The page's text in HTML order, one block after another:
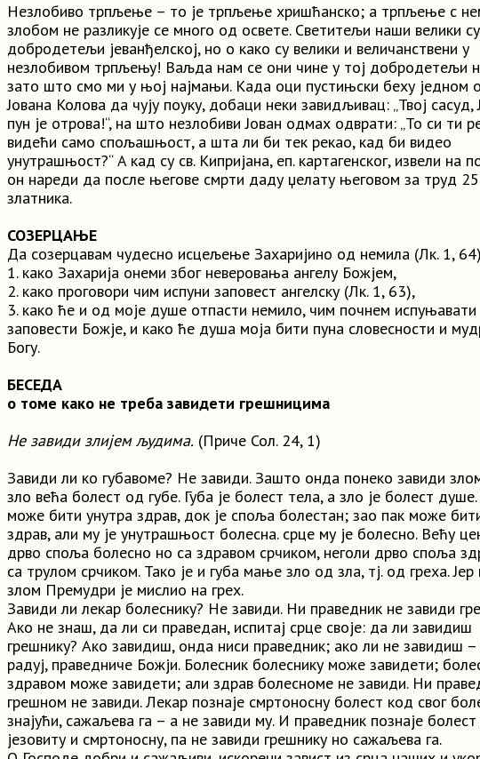
Незлобиво трпљење – то је трпљење хришћанско; a трпљење c
злобом не разликује се много од освете. Светитељи наши велики су
добродетељи јеванђелској, но o како су велики и величанствени у
незлобивом трпљењу! Ваљда нам се они чине у тој добродетељи
зато што смо ми у њој најмањи. Када оци пустињски беху једном
Јована Колова да чују поуку, добаци неки завидљивац: „Твој сасуд,
пун је отрова!“, на што незлобиви Јован одмах одврати: „To си ти
видећи само спољашњост, a шта ли би тек рекао, кад би видео
унутрашњост?“ A кад су св. Кипријана, еп. картагенског, извели на
он нареди да после његове смрти даду џелату његовом за труд 25
златника.
СОЗЕРЦАЊЕ
Да созерцавам чудесно исцељење Захаријино од немила (Лк. 1,
1. како Захарија онеми због неверовања ангелу Божјем,
2. како проговори чим испуни заповест ангелску (Лк. 1, 63),
3. како ће и од моје душе отпасти немило, чим почнем испуњавати
заповести Божје, и како ће душа моја бити пуна словесности и
Богу.
БЕСЕДА
о томе како не треба завидети грешницима
Не завиди злијем људима. (Приче Сол. 24, 1)
Завиди ли ко губавоме? Не завиди. Зашто онда понеко завиди
зло већа болест од губе. Губа је болест тела, а зло је болест душе.
може бити унутра здрав, док је споља болестан; зао пак може
здрав, али му је унутрашњост болесна. срце му је болесно. Већу
дрво споља болесно но са здравом срчиком, неголи дрво споља
са трулом срчиком. Тако је и губа мање зло од зла, тј. од греха.
злом Премудри је мислио на грех.
Завиди ли лекар болеснику? Не завиди. Ни праведник не завиди
Ако не знаш, да ли си праведан, испитај срце своје: да ли завидиш
грешнику? Ако завидиш, онда ниси праведник; ако ли не завидиш
радуј, праведниче Божји. Болесник болеснику може завидети;
здравом може завидети; али здрав болесноме не завиди. Ни
грешном не завиди. Лекар познаје смртоносну болест код свог
знајући, сажаљева га – а не завиди му. И праведник познаје болест
језовиту и смртоносну, па не завиди грешнику но сажаљева га.